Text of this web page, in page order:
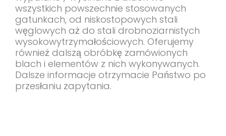
wszystkich powszechnie stosowanych
gatunkach, od niskostopowych stali
węglowych aż do stali drobnoziarnistych
wysokowytrzymałościowych. Oferujemy
również dalszą obróbkę zamówionych
blach i elementów z nich wykonywanych.
Dalsze informacje otrzymacie Państwo po
przesłaniu zapytania.